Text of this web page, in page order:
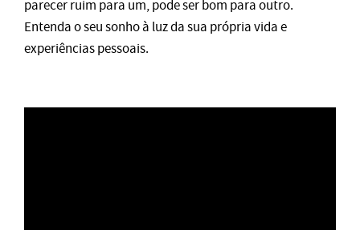
parecer ruim para um, pode ser bom para outro.
Entenda o seu sonho à luz da sua própria vida e
experiências pessoais.